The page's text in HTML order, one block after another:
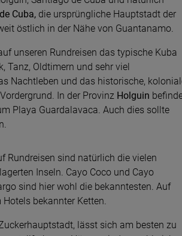
Cuba, die ursprüngliche Hauptstadt der
östlich in der Nähe von Guantanamo.
unseren Rundreisen das typische Kuba
Tanz, Oldtimern und sehr viel
Nachtleben und das historische,
In der Provinz Holguin
Playa Guardalavaca. Auch dies sollte
Rundreisen sind natürlich die vielen
Inseln. Cayo Coco und Cayo
sind hier wohl die bekanntesten. Auf
bekannter Ketten.
lässt sich am besten zu